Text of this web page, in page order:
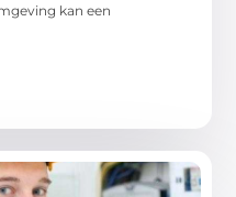
kan een